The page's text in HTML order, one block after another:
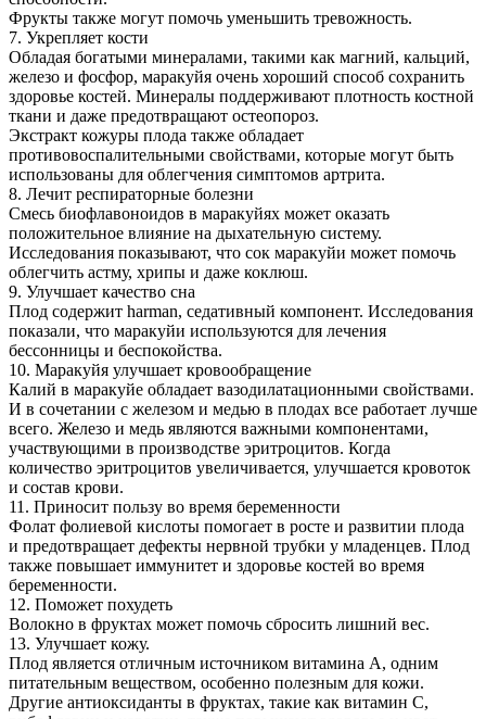
Фрукты также могут помочь уменьшить тревожность.
7. Укрепляет кости
Обладая богатыми минералами, такими как магний, кальций,
железо и фосфор, маракуйя очень хороший способ сохранить
здоровье костей. Минералы поддерживают плотность костной
ткани и даже предотвращают остеопороз.
Экстракт кожуры плода также обладает
противовоспалительными свойствами, которые могут быть
использованы для облегчения симптомов артрита.
8. Лечит респираторные болезни
Смесь биофлавоноидов в маракуйях может оказать
положительное влияние на дыхательную систему.
Исследования показывают, что сок маракуйи может помочь
облегчить астму, хрипы и даже коклюш.
9. Улучшает качество сна
Плод содержит harman, седативный компонент. Исследования
показали, что маракуйи используются для лечения
бессонницы и беспокойства.
10. Маракуйя улучшает кровообращение
Калий в маракуйе обладает вазодилатационными свойствами.
И в сочетании с железом и медью в плодах все работает лучше
всего. Железо и медь являются важными компонентами,
участвующими в производстве эритроцитов. Когда
количество эритроцитов увеличивается, улучшается кровоток
и состав крови.
11. Приносит пользу во время беременности
Фолат фолиевой кислоты помогает в росте и развитии плода
и предотвращает дефекты нервной трубки у младенцев. Плод
также повышает иммунитет и здоровье костей во время
беременности.
12. Поможет похудеть
Волокно в фруктах может помочь сбросить лишний вес.
13. Улучшает кожу.
Плод является отличным источником витамина А, одним
питательным веществом, особенно полезным для кожи.
Другие антиоксиданты в фруктах, такие как витамин С,